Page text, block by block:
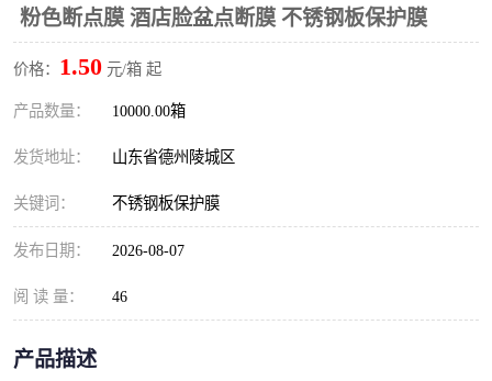
粉色断点膜 酒店脸盆点断膜 不锈钢板保护膜
价格： 1.50 元/箱 起
产品数量： 10000.00箱
发货地址： 山东省德州陵城区
关键词： 不锈钢板保护膜
发布日期： 2026-08-07
阅 读 量： 46
产品描述